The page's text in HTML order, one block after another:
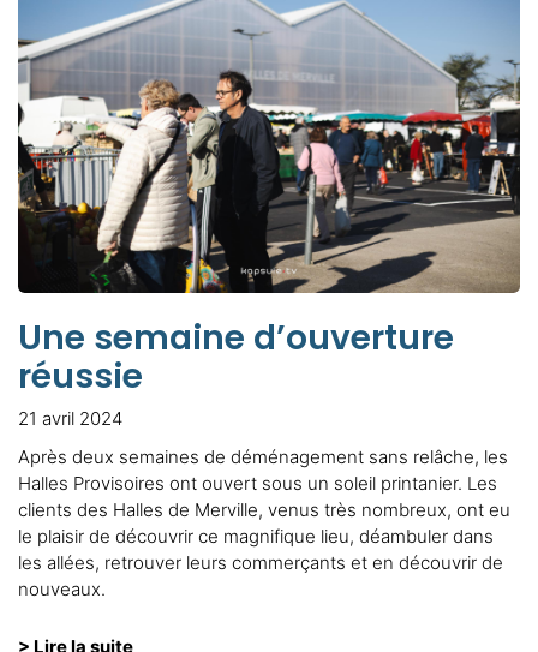
Une semaine d’ouverture
réussie
21 avril 2024
Après deux semaines de déménagement sans relâche, les
Halles Provisoires ont ouvert sous un soleil printanier. Les
clients des Halles de Merville, venus très nombreux, ont eu
le plaisir de découvrir ce magnifique lieu, déambuler dans
les allées, retrouver leurs commerçants et en découvrir de
nouveaux.
> Lire la suite